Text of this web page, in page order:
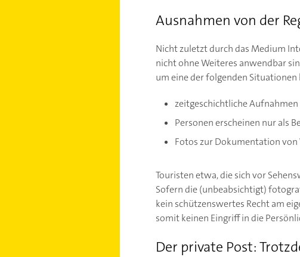
Ausnahmen von der
Nicht zuletzt durch das Medium
nicht ohne Weiteres anwendbar
um eine der folgenden Situationen
zeitgeschichtliche Aufnahmen
Personen erscheinen nur als
Fotos zur Dokumentation
Touristen etwa, die sich vor
Sofern die (unbeabsichtigt)
kein schützenswertes Recht am
somit keinen Eingriff in die
Der private Post: